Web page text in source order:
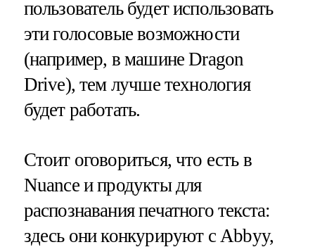
пользователь будет использовать
эти голосовые возможности
(например, в машине Dragon
Drive), тем лучше технология
будет работать.
Стоит оговориться, что есть в
Nuance и продукты для
распознавания печатного текста:
здесь они конкурируют с Abbyy,